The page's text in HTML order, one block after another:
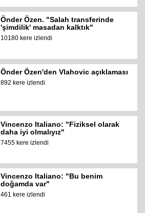
Önder Özen. "Salah transferinde
'şimdilik' masadan kalktık"
10180 kere izlendi
Önder Özen'den Vlahovic açıklaması
892 kere izlendi
Vincenzo Italiano: "Fiziksel olarak
daha iyi olmalıyız"
7455 kere izlendi
Vincenzo Italiano: "Bu benim
doğamda var"
461 kere izlendi